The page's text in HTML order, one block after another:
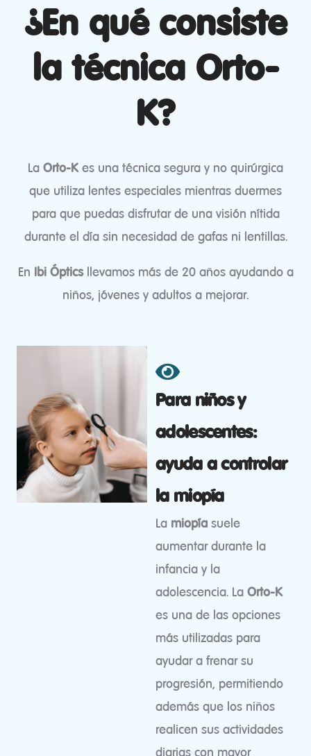
¿En qué consiste
la técnica Orto-
K?
La Orto-Kes una técnica segura y no quirúrgica
que utiliza lentes especiales mientras duermes
para que puedas disfrutar de una visión nítida
durante el día sin necesidad de gafas ni lentillas.
En Ibi Ópticsllevamos más de 20 años ayudando a
niños, jóvenes y adultos a mejorar.
Para niños y
adolescentes:
ayuda a controlar
la miopía
La miopía suele
aumentar durante la
infancia y la
adolescencia. La Orto-K
es una de las opciones
más utilizadas para
ayudar a frenar su
progresión, permitiendo
además que los niños
realicen sus actividades
diarias con mayor